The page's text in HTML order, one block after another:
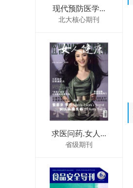
现代预防医学...
北大核心期刊
求医问药.女人...
省级期刊